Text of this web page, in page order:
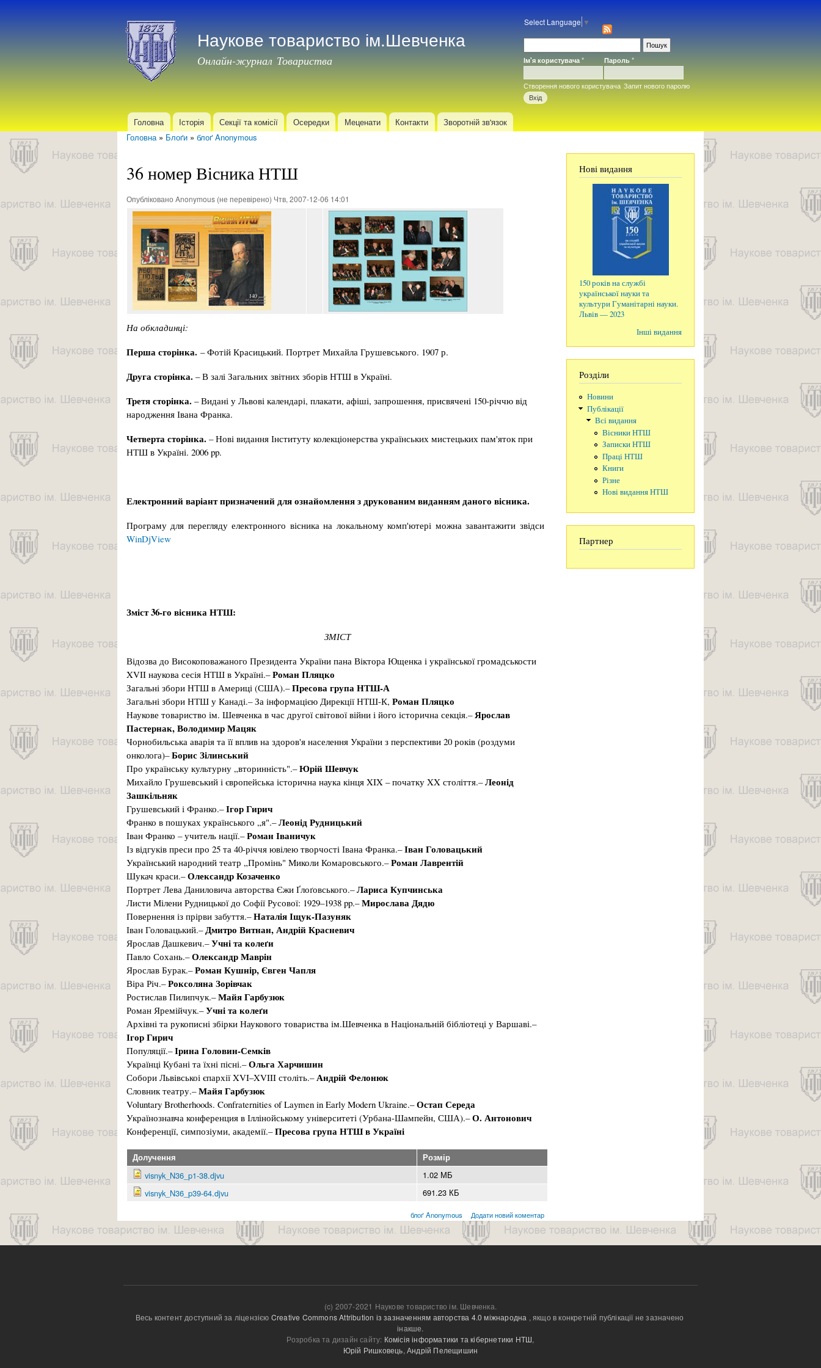
основного
матеріалу
Наукове товариство ім.Шевченка
Онлайн-журнал Товариства
Select Language ▼
Вхід
Ім'я користувача* Пароль*
Створення нового користувача Запит нового паролю
Головне меню
Головна Історія Секції та комісії Осередки Меценати Контакти Зворотній зв'язок
Головна» Блоґи » блоґ Anonymous
36 номер Вісника НТШ
Опубліковано Anonymous (не перевірено) Чтв, 2007-12-06 14:01
На обкладинці:
Перша сторінка. – Фотій Красицький. Портрет Михайла Грушевського. 1907 р.
Друга сторінка. – В залі Загальних звітних зборів НТШ в Україні.­
Третя сторінка. – Видані у Львові календарі, плакати, афіші, запрошення, присвячені 150-річчю від
народження Івана Франка.
Четверта сторінка. – Нові видання Інституту колекціонерства українських мистецьких пам'яток при
НТШ в Україні. 2006 pp.
Електронний варіант призначений для ознайомлення з друкованим виданням даного вісника.
Програму для перегляду електронного вісника на локальному комп'ютері­ можна завантажити звідси ­
WinDjView­­­
Зміст 36-го вісника НТШ:
ЗМІСТ
Відозва до Високоповажаного Президента України пана Віктора Ющенка і української громадськости
XVII наукова сесія НТШ в Україні.–Роман Пляцко
Загальні збори НТШ в Америці (США).–Пресова група НТШ-А
Загальні збори НТШ у Канаді.– За інформацією Дирекції НТШ-К, Роман Пляцко
Наукове товариство ім. Шевченка в час другої світової війни і його історична секція.–Ярослав
Пастернак, Володимир Мацяк
Чорнобильська аварія та її вплив на здоров'я населення України з перспективи 20 років (роздуми
онколога)–Борис Зілинський
Про українську культурну „вторинність".–Юрій Шевчук
Михайло Грушевський і європейська історична наука кінця XIX – початку XX століття.–Леонід
Зашкільняк
Грушевський і Франко.–Ігор Гирич
Франко в пошуках українського „я".–Леонід Рудницький
Іван Франко – учитель нації.–Роман Іваничук
Із відгуків преси про 25 та 40-річчя ювілею творчості Івана Франка.–Іван Головацький
Український народний театр „Промінь" Миколи Комаровського.–Роман Лаврентій
Шукач краси.–Олександр Козаченко
Портрет Лева Даниловича авторства Єжи Ґлоґовського.–Лариса Купчинська
Листи Мілени Рудницької до Софії Русової: 1929–1938 pp.–Мирослава Дядю
Повернення із прірви забуття.–Наталія Іщук-Пазуняк
Іван Головацький.–Дмитро Витнан, Андрій Красневич
Ярослав Дашкевич.–Учні та колеґи
Павло Сохань.–Олександр Маврін
Ярослав Бурак.–Роман Кушнір, Євген Чапля
Віра Річ.–Роксоляна Зорівчак
Ростислав Пилипчук.–Майя Гарбузюк
Роман Яремійчук.–Учні та колеґи
Архівні та рукописні збірки Наукового товариства ім.Шевченка в Національній бібліотеці у Варшаві.–
Ігор Гирич
Популяції.–Ірина Головин-Семків
Українці Кубані та їхні пісні.–Ольга Харчишин
Собори Львівськоі єпархії XVI–XVIII століть.–Андрій Фелонюк
Словник театру.–Майя Гарбузюк
Voluntary Brotherhoods. Confraternities of Laymen in Early Modern Ukraine.–Остап Середа
Українознавча конференция в Іллінойському університеті (Урбана-Шампейн, США).–О. Антонович
Конференції, симпозіуми, академії.–Пресова група НТШ в Україні
Долучення Розмір
visnyk_N36_p1-38.djvu
1.02 МБ
visnyk_N36_p39-64.djvu
691.23 КБ
блоґ Anonymous Додати новий коментар
Нові видання
150 років на службі
української науки та
культури Гуманітарні науки.
Львів — 2023
Інші видання
Розділи
Новини
Публікації
Всі видання
Вісники НТШ
Записки НТШ
Праці НТШ
Книги
Різне
Нові видання НТШ
Партнер
(c) 2007-2021 Наукове товариство ім. Шевченка.
Весь контент доступний за ліцензією Creative Commons Attribution із зазначенням авторства 4.0 міжнародна , якщо в конкретній публікації не зазначено
інакше.
Розробка та дизайн сайту: Комісія інформатики та кібернетики НТШ,
Юрій Ришковець,Андрій Пелещишин